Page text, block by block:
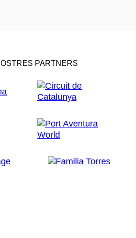
PARTNERS